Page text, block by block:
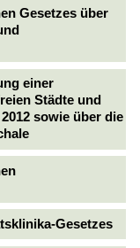
Gesetzes über
einer
Städte und
sowie über die
Gesetzes